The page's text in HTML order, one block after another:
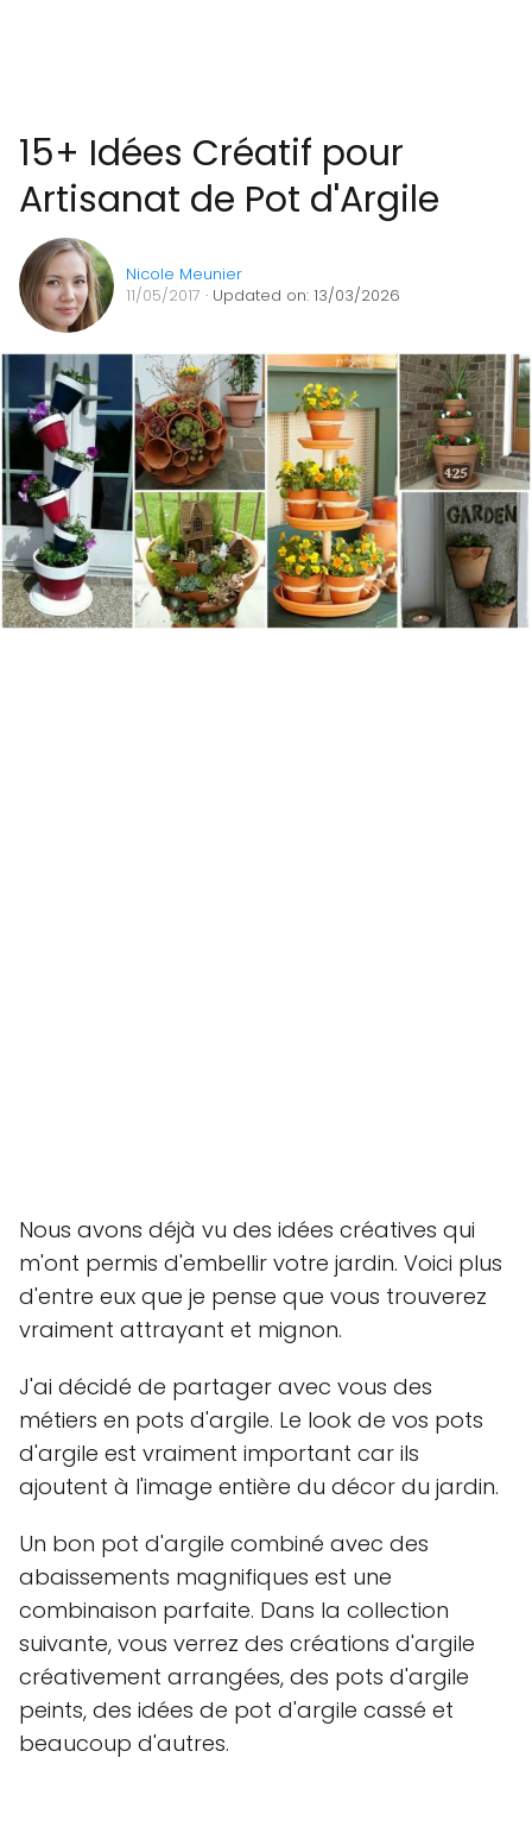
15+ Idées Créatif pour
Artisanat de Pot d'Argile
Nicole Meunier
11/05/2017 · Updated on: 13/03/2026
Nous avons déjà vu des idées créatives qui
m'ont permis d'embellir votre jardin. Voici plus
d'entre eux que je pense que vous trouverez
vraiment attrayant et mignon.
J'ai décidé de partager avec vous des
métiers en pots d'argile. Le look de vos pots
d'argile est vraiment important car ils
ajoutent à l'image entière du décor du jardin.
Un bon pot d'argile combiné avec des
abaissements magnifiques est une
combinaison parfaite. Dans la collection
suivante, vous verrez des créations d'argile
créativement arrangées, des pots d'argile
peints, des idées de pot d'argile cassé et
beaucoup d'autres.